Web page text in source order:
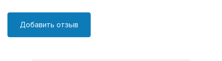
Добавить отзыв